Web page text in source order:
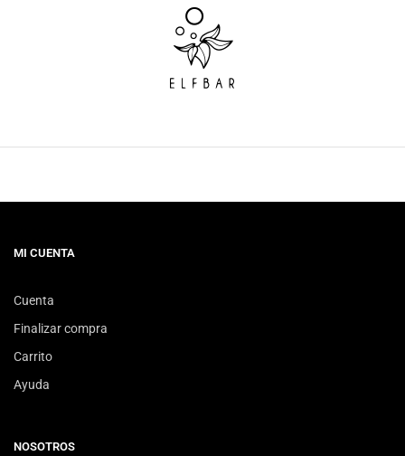
MI CUENTA
Cuenta
Finalizar compra
Carrito
Ayuda
NOSOTROS